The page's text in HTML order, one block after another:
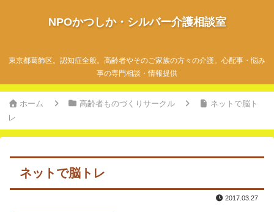
NPOかつしか・シルバー介護相談室
東京都葛飾区。認知症全般。高齢者やそのご家族の方々の介護。心配事・悩み
事の専門相談・情報提供
ホーム 高齢者ものづくりサークル
ネットで脳ト
レ
ネットで脳トレ
2017.03.27